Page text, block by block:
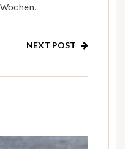
NEXT POST